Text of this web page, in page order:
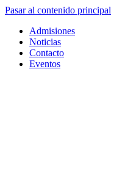
Pasar al contenido principal
Admisiones
Noticias
Contacto
Eventos